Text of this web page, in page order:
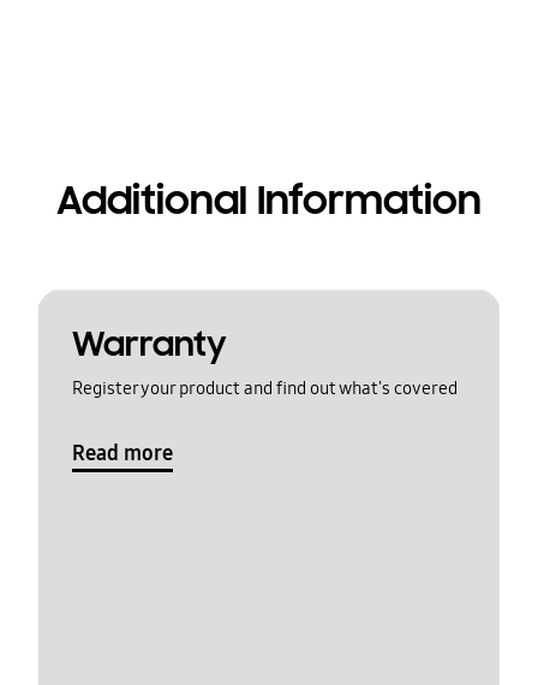
Additional Information
Warranty
Register your product and find out what's covered
Read more